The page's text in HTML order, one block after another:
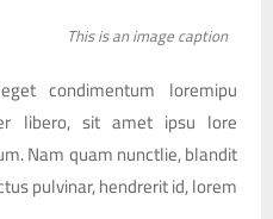
This is an image caption
condimentum loremipu
libero, sit amet ipsu lore
Nam quam nunctlie, blandit
pulvinar, hendrerit id, lorem.